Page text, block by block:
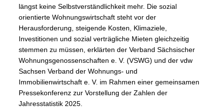
längst keine Selbstverständlichkeit mehr. Die sozial
orientierte Wohnungswirtschaft steht vor der
Herausforderung, steigende Kosten, Klimaziele,
Investitionen und sozial verträgliche Mieten gleichzeitig
stemmen zu müssen, erklärten der Verband Sächsischer
Wohnungsgenossenschaften e. V. (VSWG) und der vdw
Sachsen Verband der Wohnungs- und
Immobilienwirtschaft e. V. im Rahmen einer gemeinsamen
Pressekonferenz zur Vorstellung der Zahlen der
Jahresstatistik 2025.